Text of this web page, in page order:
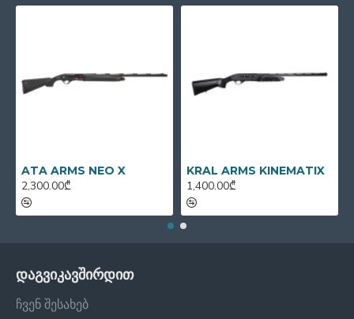
ATA ARMS NEO X
2,300.00₾
KRAL ARMS KINEMATIX
1,400.00₾
დაგვიკავშირდით
ჩვენ შესახებ